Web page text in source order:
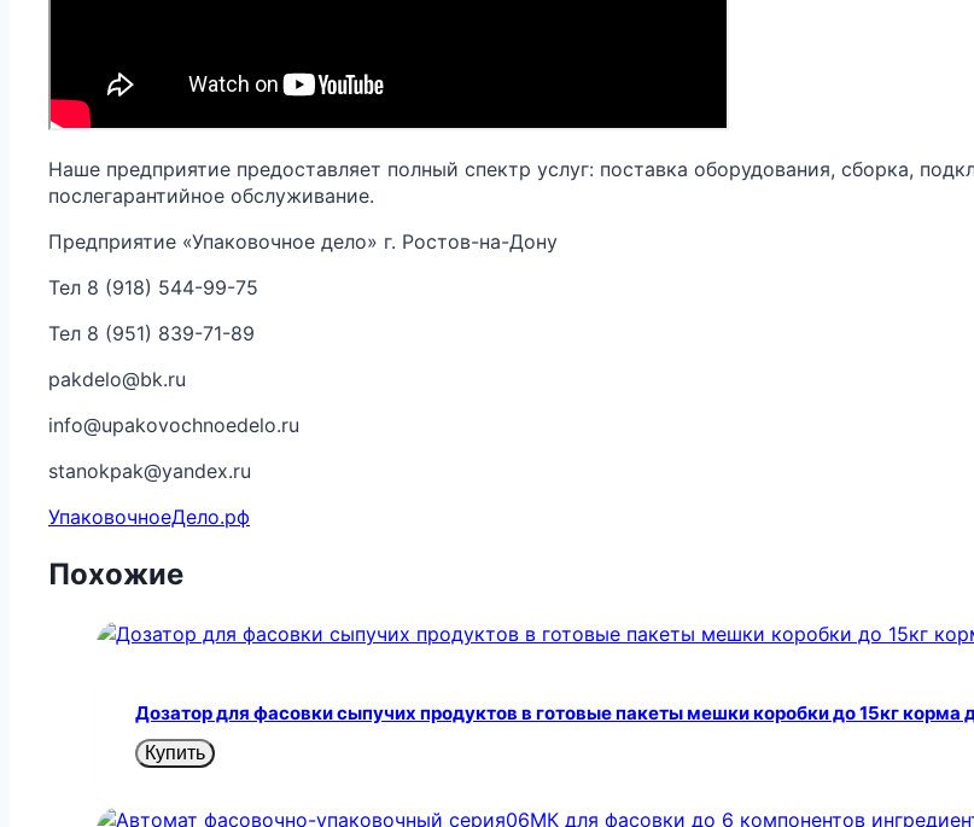
Наше предприятие предоставляет полный спектр услуг: поставка оборудования, сборка,
послегарантийное обслуживание.
Предприятие «Упаковочное дело» г. Ростов-на-Дону
Тел 8 (918) 544-99-75
Тел 8 (951) 839-71-89
pakdelo@bk.ru
info@upakovochnoedelo.ru
stanokpak@yandex.ru
УпаковочноеДело.рф
Похожие
Дозатор для фасовки сыпучих продуктов в готовые пакеты мешки коробки до 15кг корма
Купить